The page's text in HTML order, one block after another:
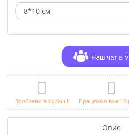
Зроблено в Україні! Працюємо вже 13
Опис